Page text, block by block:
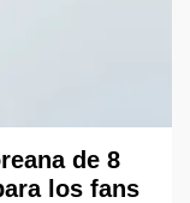
de 8
los fans